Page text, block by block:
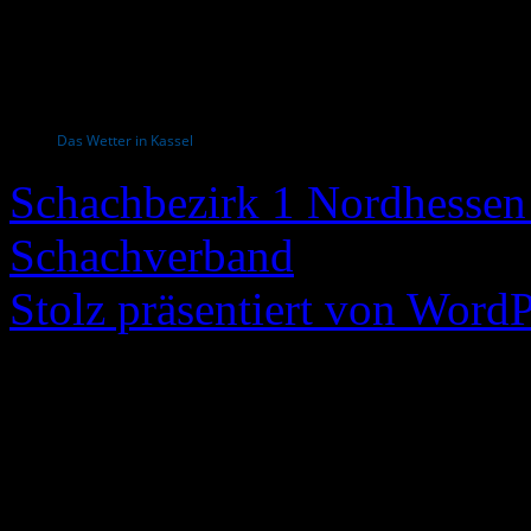
Das Wetter in Kassel
Schachbezirk 1
Schachverband
Stolz präsentiert von